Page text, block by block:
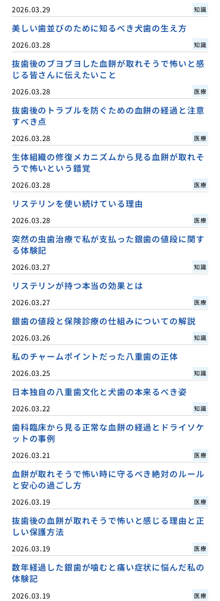
2026.03.29 知識
美しい歯並びのために知るべき犬歯の生え方
2026.03.28 知識
抜歯後のブヨブヨした血餅が取れそうで怖いと感
じる皆さんに伝えたいこと
2026.03.28 医療
抜歯後のトラブルを防ぐための血餅の経過と注意
すべき点
2026.03.28 医療
生体組織の修復メカニズムから見る血餅が取れそ
うで怖いという錯覚
2026.03.28 医療
リステリンを使い続けている理由
2026.03.28 医療
突然の虫歯治療で私が支払った銀歯の値段に関す
る体験記
2026.03.27 知識
リステリンが持つ本当の効果とは
2026.03.27 医療
銀歯の値段と保険診療の仕組みについての解説
2026.03.26 知識
私のチャームポイントだった八重歯の正体
2026.03.25 知識
日本独自の八重歯文化と犬歯の本来るべき姿
2026.03.22 知識
歯科臨床から見る正常な血餅の経過とドライソケ
ットの事例
2026.03.21 医療
血餅が取れそうで怖い時に守るべき絶対のルール
と安心の過ごし方
2026.03.19 医療
抜歯後の血餅が取れそうで怖いと感じる理由と正
しい保護方法
2026.03.19 医療
数年経過した銀歯が噛むと痛い症状に悩んだ私の
体験記
2026.03.19 医療